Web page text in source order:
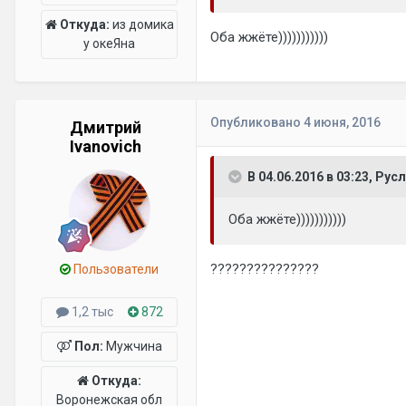
Откуда: из домика
у океЯна
Оба жжёте)))))))))))
Дмитрий
Ivanovich
Пользователи
1,2 тыс 872
Пол: Мужчина
Откуда:
Воронежская обл
Опубликовано 4 июня, 2016
В 04.06.2016 в 03:23,
Оба жжёте)))))))))))
???????????????